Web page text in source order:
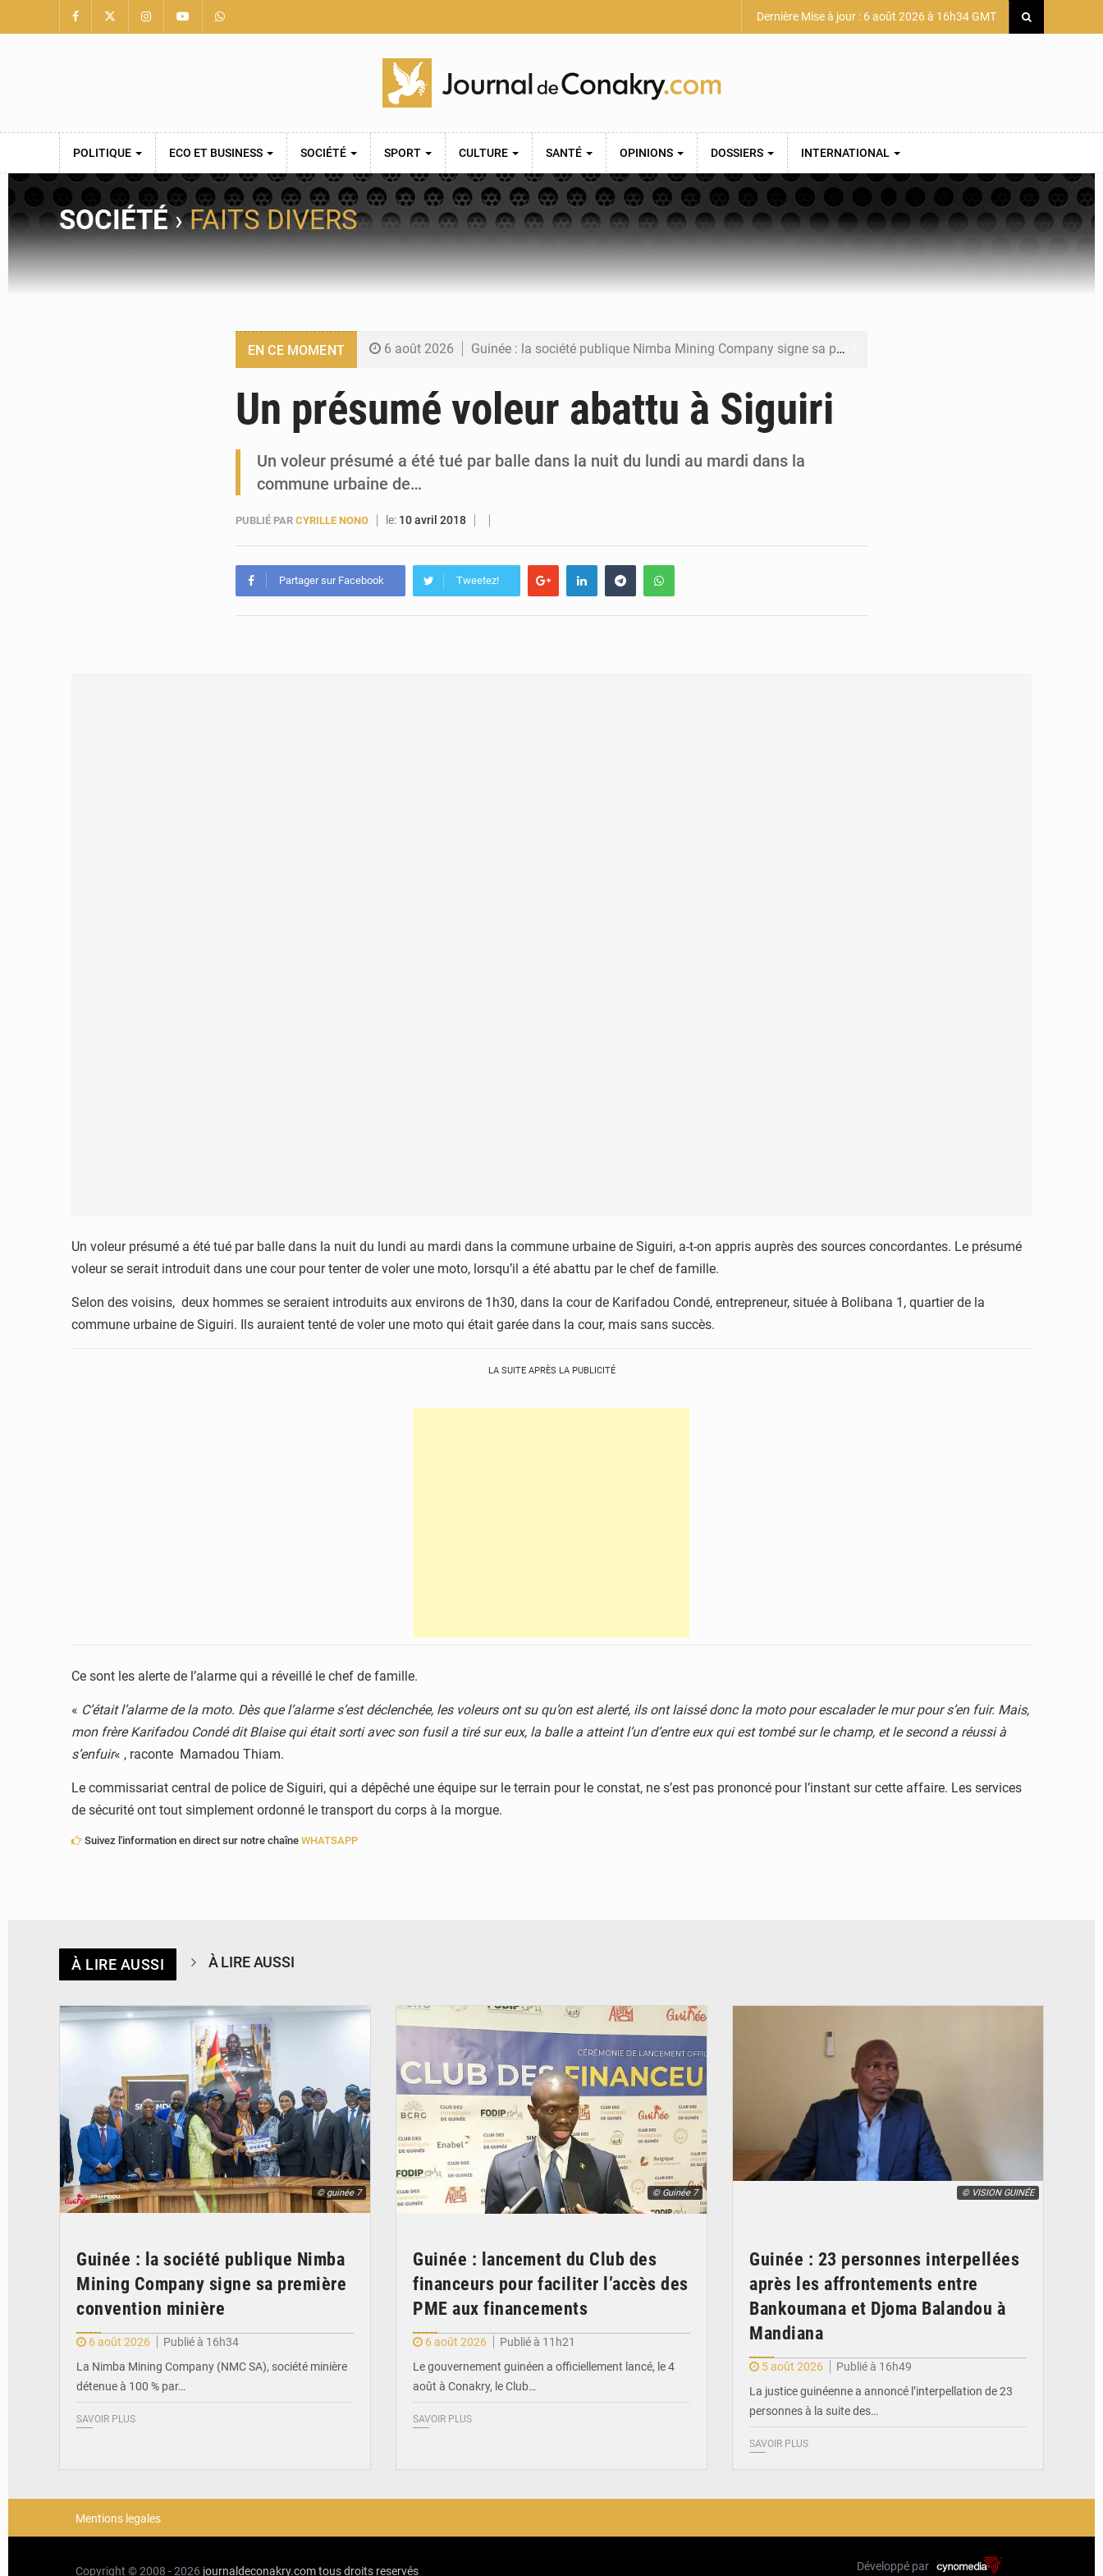
Dernière Mise à jour : 6 août 2026 à 16h34 GMT
POLITIQUE ECO ET BUSINESS SOCIÉTÉ SPORT CULTURE SANTÉ OPINIONS DOSSIERS INTERNATIONAL
SOCIÉTÉ›FAITS DIVERS
EN CE MOMENT 6 août 2026 Guinée : la société publique Nimba Mining Company signe sa première convention minière
5 août 2026 Guinée : 23 personnes interpellées après les affrontements entre Bankoumana et Djoma Balandou à Mandiana
5 août 2026 Guinée : Amara Camara prend la coordination de l’action de l’État en l’absence du président Mamadi Doumbouya
5 août 2026
Un présumé voleur abattu à Siguiri
Un voleur présumé a été tué par balle dans la nuit du lundi au mardi dans la
commune urbaine de…
PUBLIÉ PAR CYRILLE NONO le: 10 avril 2018
Partager sur Facebook Tweetez!
Un voleur présumé a été tué par balle dans la nuit du lundi au mardi dans la commune urbaine de Siguiri, a-t-on appris auprès des sources concordantes. Le présumé
voleur se serait introduit dans une cour pour tenter de voler une moto, lorsqu’il a été abattu par le chef de famille.
Selon des voisins, deux hommes se seraient introduits aux environs de 1h30, dans la cour de Karifadou Condé, entrepreneur, située à Bolibana 1, quartier de la
commune urbaine de Siguiri. Ils auraient tenté de voler une moto qui était garée dans la cour, mais sans succès.
LA SUITE APRÈS LA PUBLICITÉ
Ce sont les alerte de l’alarme qui a réveillé le chef de famille.
« C’était l’alarme de la moto. Dès que l’alarme s’est déclenchée, les voleurs ont su qu’on est alerté, ils ont laissé donc la moto pour escalader le mur pour s’en fuir. Mais,
mon frère Karifadou Condé dit Blaise qui était sorti avec son fusil a tiré sur eux, la balle a atteint l’un d’entre eux qui est tombé sur le champ, et le second a réussi à
s’enfuir« , raconte Mamadou Thiam.
Le commissariat central de police de Siguiri, qui a dépêché une équipe sur le terrain pour le constat, ne s’est pas prononcé pour l’instant sur cette affaire. Les services
de sécurité ont tout simplement ordonné le transport du corps à la morgue.
Suivez l'information en direct sur notre chaîne WHATSAPP
À LIRE AUSSI À LIRE AUSSI
© guinée 7
Guinée : la société publique Nimba
Mining Company signe sa première
convention minière
6 août 2026
Publié à 16h34
La Nimba Mining Company (NMC SA), société minière
détenue à 100 % par…
SAVOIR PLUS
© Guinée 7
Guinée : lancement du Club des
financeurs pour faciliter l’accès des
PME aux financements
6 août 2026
Publié à 11h21
Le gouvernement guinéen a officiellement lancé, le 4
août à Conakry, le Club…
SAVOIR PLUS
© VISION GUINÉE
Guinée : 23 personnes interpellées
après les affrontements entre
Bankoumana et Djoma Balandou à
Mandiana
5 août 2026
Publié à 16h49
La justice guinéenne a annoncé l’interpellation de 23
personnes à la suite des…
SAVOIR PLUS
Mentions legales
Copyright © 2008 - 2026 journaldeconakry.comtous droits reservés Développé par